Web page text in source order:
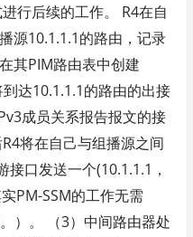
行后续的工作。 R4在自
源10.1.1.1的路由，记录
其PIM路由表中创建
达10.1.1.1的路由的出接
成员关系报告报文的接
将在自己与组播源之间
接口发送一个(10.1.1.1，
PM-SSM的工作无需
）。 （3）中间路由器处